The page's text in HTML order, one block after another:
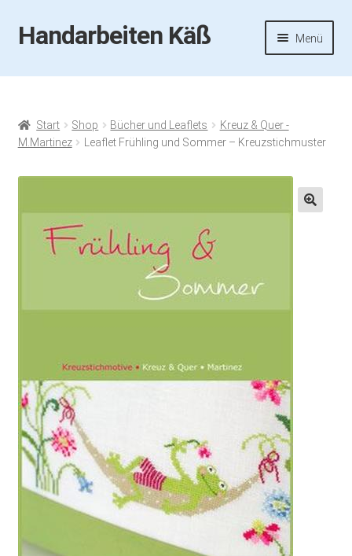
Zur
Navigation
Zum
Inhalt
Handarbeiten Käß Menü
Startseite
Aktuelles
Handarbeiten-Käß-Shop
Start Shop Bücher und Leaflets
Kreuz & Quer -
M.Martinez
Leaflet Frühling und Sommer – Kreuzstichmuster